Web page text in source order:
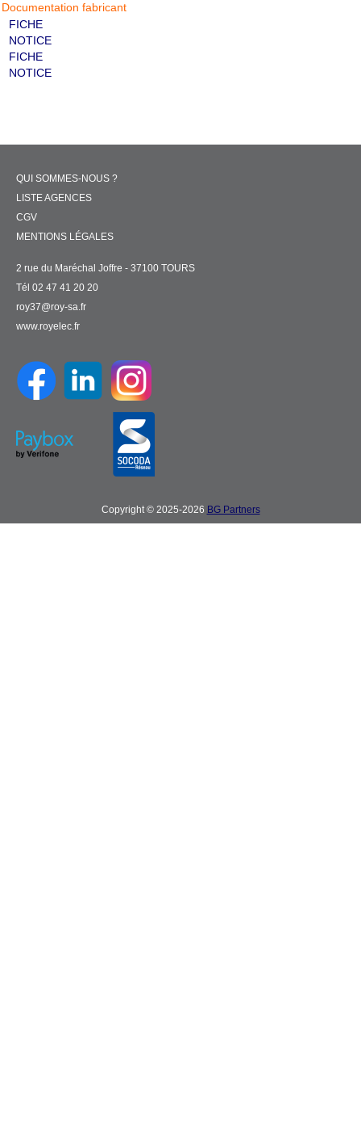
Documentation fabricant
FICHE
NOTICE
FICHE
NOTICE
QUI SOMMES-NOUS ?
LISTE AGENCES
CGV
MENTIONS LÉGALES
2 rue du Maréchal Joffre - 37100 TOURS
Tél 02 47 41 20 20
roy37@roy-sa.fr
www.royelec.fr
Copyright © 2025-2026 BG Partners